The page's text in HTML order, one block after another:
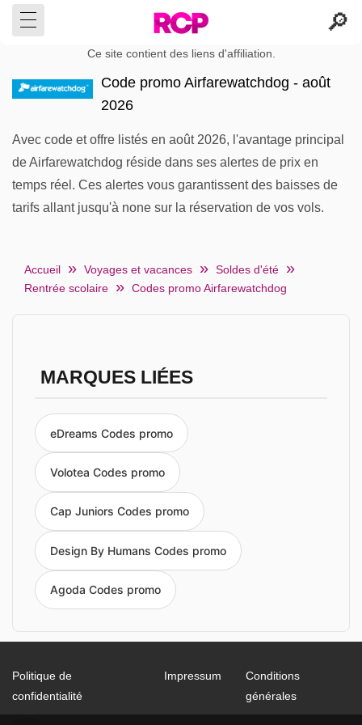
Ce site contient des liens d'affiliation.
Code promo Airfarewatchdog - août
2026
Avec code et offre listés en août 2026, l'avantage principal
de Airfarewatchdog réside dans ses alertes de prix en
temps réel. Ces alertes vous garantissent des baisses de
tarifs allant jusqu'à none sur la réservation de vos vols.
Accueil Voyages et vacances
Soldes d'été
Rentrée scolaire
Codes promo Airfarewatchdog
MARQUES LIÉES
eDreams Codes promo
Volotea Codes promo
Cap Juniors Codes promo
Design By Humans Codes promo
Agoda Codes promo
Politique de
confidentialité
Impressum
Conditions
générales